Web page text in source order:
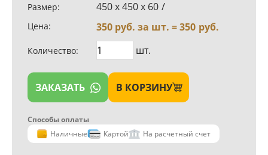
Размер: 450 х 450 х 60 /
Цена: 350руб. за шт. =350 руб.
Количество: шт.
ЗАКАЗАТЬ В КОРЗИНУ
Способы оплаты
Наличные
Картой На расчетный счет